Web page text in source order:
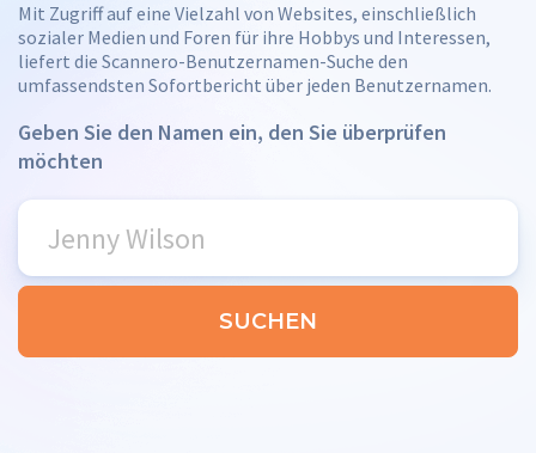
Mit Zugriff auf eine Vielzahl von Websites, einschließlich
sozialer Medien und Foren für ihre Hobbys und Interessen,
liefert die Scannero-Benutzernamen-Suche den
umfassendsten Sofortbericht über jeden Benutzernamen.
Geben Sie den Namen ein, den Sie überprüfen
möchten
SUCHEN